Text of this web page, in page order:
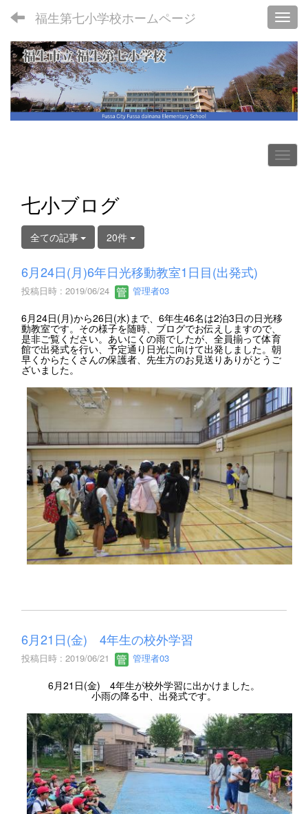
福生第七小学校ホームページ
七小ブログ
全ての記事 20件
6月24日(月)6年日光移動教室1日目(出発式)
投稿日時 : 2019/06/24 管理者03
6月24日(月)から26日(水)まで、6年生46名は2泊3日の日光移
動教室です。その様子を随時、ブログでお伝えしますので、
是非ご覧ください。あいにくの雨でしたが、全員揃って体育
館で出発式を行い、予定通り日光に向けて出発しました。朝
早くからたくさんの保護者、先生方のお見送りありがとうご
ざいました。
6月21日(金) 4年生の校外学習
投稿日時 : 2019/06/21 管理者03
6月21日(金) 4年生が校外学習に出かけました。
小雨の降る中、出発式です。